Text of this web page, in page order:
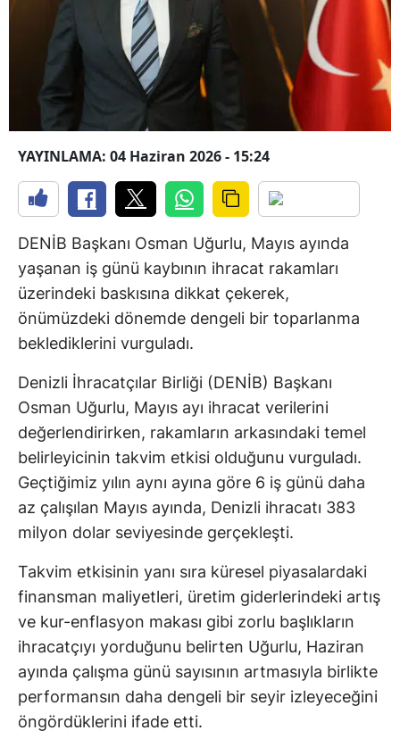
YAYINLAMA: 04 Haziran 2026 - 15:24
DENİB Başkanı Osman Uğurlu, Mayıs ayında
yaşanan iş günü kaybının ihracat rakamları
üzerindeki baskısına dikkat çekerek,
önümüzdeki dönemde dengeli bir toparlanma
beklediklerini vurguladı.
Denizli İhracatçılar Birliği (DENİB) Başkanı
Osman Uğurlu, Mayıs ayı ihracat verilerini
değerlendirirken, rakamların arkasındaki temel
belirleyicinin takvim etkisi olduğunu vurguladı.
Geçtiğimiz yılın aynı ayına göre 6 iş günü daha
az çalışılan Mayıs ayında, Denizli ihracatı 383
milyon dolar seviyesinde gerçekleşti.
Takvim etkisinin yanı sıra küresel piyasalardaki
finansman maliyetleri, üretim giderlerindeki artış
ve kur-enflasyon makası gibi zorlu başlıkların
ihracatçıyı yorduğunu belirten Uğurlu, Haziran
ayında çalışma günü sayısının artmasıyla birlikte
performansın daha dengeli bir seyir izleyeceğini
öngördüklerini ifade etti.